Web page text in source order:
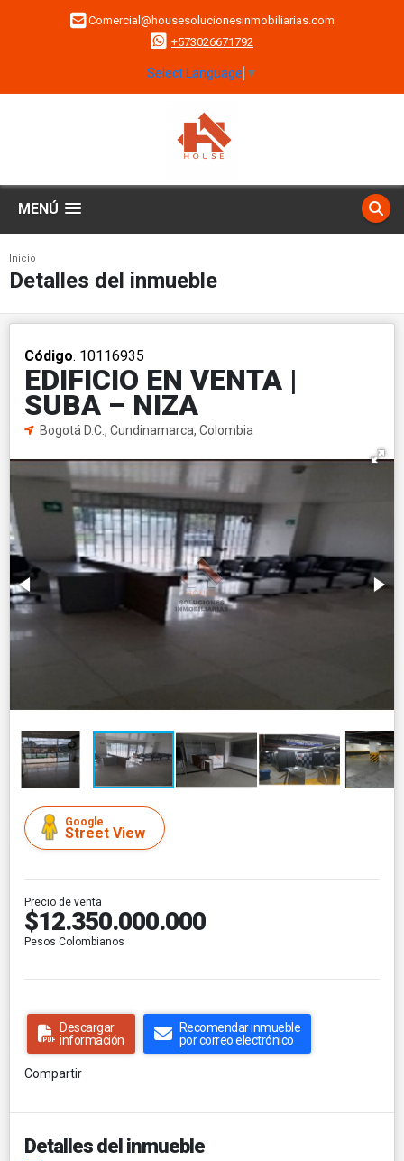
Comercial@housesolucionesinmobiliarias.com
+573026671792
Select Language ▼
MENÚ
Inicio
Detalles del inmueble
Código. 10116935
EDIFICIO EN VENTA |
SUBA – NIZA
Bogotá D.C., Cundinamarca, Colombia
Google
Street View
Precio de venta
$12.350.000.000
Pesos Colombianos
Descargar
información
Recomendar inmueble
por correo electrónico
Compartir
Detalles del inmueble